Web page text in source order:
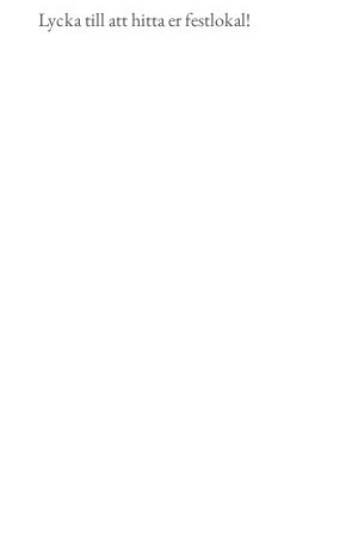
Lycka till att hitta er festlokal!